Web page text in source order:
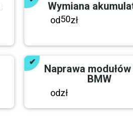
Wymiana
od50zł
Naprawa modułów
BMW
odzł